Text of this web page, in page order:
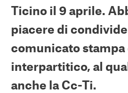
Ticino il 9 aprile.
piacere di
comunicato
interpartitico, al
anche la Cc-Ti.